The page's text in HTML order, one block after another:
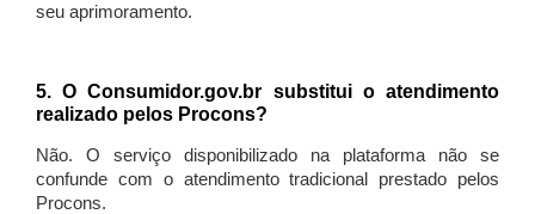
seu aprimoramento.
5. O Consumidor.gov.br substitui o atendimento
realizado pelos Procons?
Não. O serviço disponibilizado na plataforma não se
confunde com o atendimento tradicional prestado pelos
Procons.